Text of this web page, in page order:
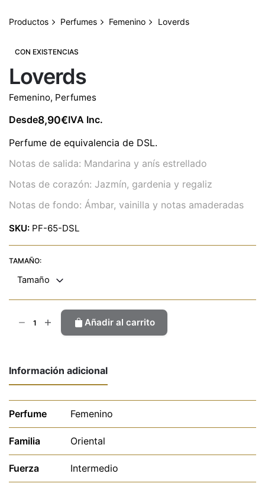
Productos Perfumes Femenino Loverds
CON EXISTENCIAS
Loverds
Femenino, Perfumes
Desde8,90€IVA Inc.
Perfume de equivalencia de DSL.
Notas de salida: Mandarina y anís estrellado
Notas de corazón: Jazmín, gardenia y regaliz
Notas de fondo: Ámbar, vainilla y notas amaderadas
SKU: PF-65-DSL
TAMAÑO:
Tamaño
Añadir al carrito
Información adicional
Perfume Femenino
Familia Oriental
Fuerza Intermedio